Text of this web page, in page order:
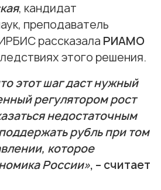
, кандидат
преподаватель
рассказала РИАМО
этого решения.
этот шаг даст нужный
регулятором рост
недостаточным
рубль при том
которое
России», – считает